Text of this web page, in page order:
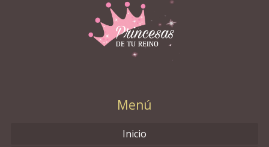
Menú
Inicio